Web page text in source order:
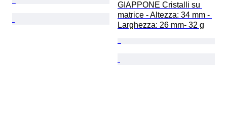
GIAPPONE Cristalli su
matrice - Altezza: 34 mm -
Larghezza: 26 mm- 32 g